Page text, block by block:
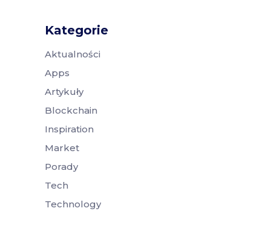
Kategorie
Aktualności
Apps
Artykuły
Blockchain
Inspiration
Market
Porady
Tech
Technology